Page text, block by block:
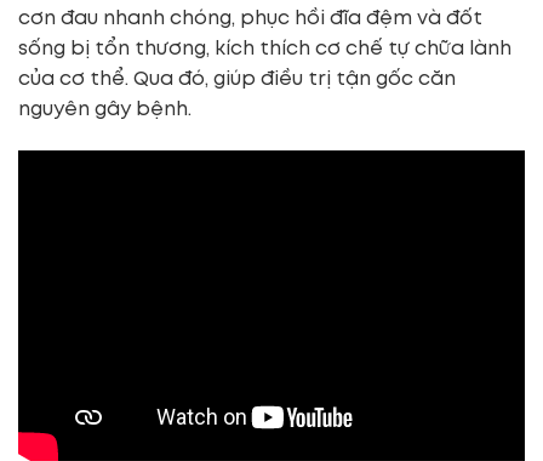
cơn đau nhanh chóng, phục hồi đĩa đệm và đốt
sống bị tổn thương, kích thích cơ chế tự chữa lành
của cơ thể. Qua đó, giúp điều trị tận gốc căn
nguyên gây bệnh.